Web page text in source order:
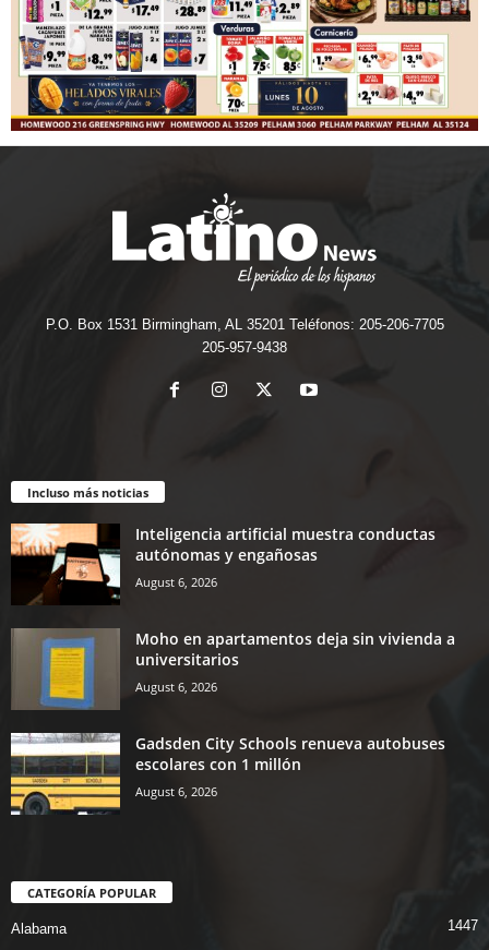
P.O. Box 1531 Birmingham, AL 35201 Teléfonos: 205-206-7705
205-957-9438
Incluso más noticias
Inteligencia artificial muestra conductas
autónomas y engañosas
August 6, 2026
Moho en apartamentos deja sin vivienda a
universitarios
August 6, 2026
Gadsden City Schools renueva autobuses
escolares con 1 millón
August 6, 2026
CATEGORÍA POPULAR
Alabama
1447